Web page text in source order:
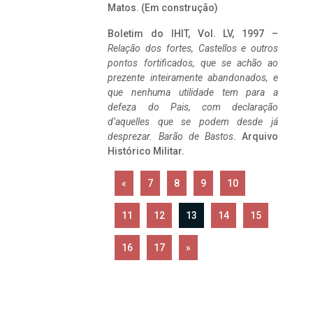
Matos. (Em construção)
Boletim do IHIT, Vol. LV, 1997 –
Relação dos fortes, Castellos e outros
pontos fortificados, que se achão ao
prezente inteiramente abandonados, e
que nenhuma utilidade tem para a
defeza do Pais, com declaração
d’aquelles que se podem desde já
desprezar. Barão de Bastos. Arquivo
Histórico Militar.
« 7 8 9 10
11 12 13 14 15
16 17 »